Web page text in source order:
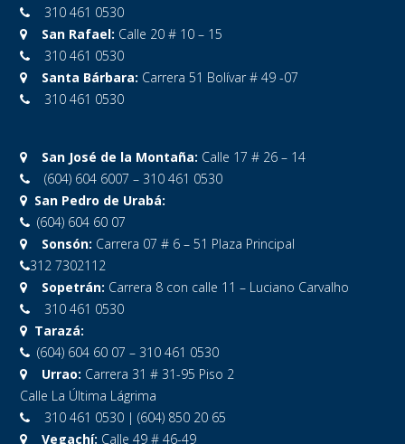
310 461 0530
San Rafael: Calle 20 # 10 – 15
310 461 0530
Santa Bárbara: Carrera 51 Bolívar # 49 -07
310 461 0530
San José de la Montaña: Calle 17 # 26 – 14
(604) 604 6007 – 310 461 0530
San Pedro de Urabá:
(604) 604 60 07
Sonsón: Carrera 07 # 6 – 51 Plaza Principal
312 7302112
Sopetrán: Carrera 8 con calle 11 – Luciano Carvalho
310 461 0530
Tarazá:
(604) 604 60 07 – 310 461 0530
Urrao: Carrera 31 # 31-95 Piso 2
Calle La Última Lágrima
310 461 0530 | (604) 850 20 65
Vegachí: Calle 49 # 46-49